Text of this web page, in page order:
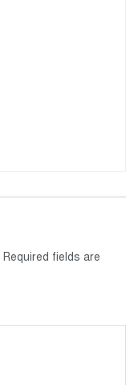
Required fields are